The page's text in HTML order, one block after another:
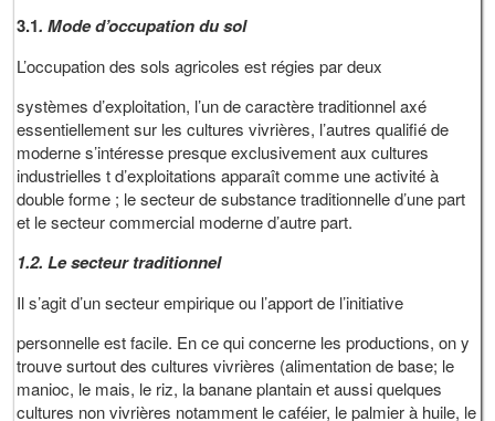
3.1. Mode d’occupation du sol
L’occupation des sols agricoles est régies par deux
systèmes d’exploitation, l’un de caractère traditionnel axé
essentiellement sur les cultures vivrières, l’autres qualifié de
moderne s’intéresse presque exclusivement aux cultures
industrielles t d’exploitations apparaît comme une activité à
double forme ; le secteur de substance traditionnelle d’une part
et le secteur commercial moderne d’autre part.
1.2. Le secteur traditionnel
Il s’agit d’un secteur empirique ou l’apport de l’initiative
personnelle est facile. En ce qui concerne les productions, on y
trouve surtout des cultures vivrières (alimentation de base; le
manioc, le mais, le riz, la banane plantain et aussi quelques
cultures non vivrières notamment le caféier, le palmier à huile, le